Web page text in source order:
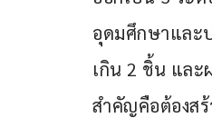
อุดมศึกษาและ
เกิน 2 ชิ้น และ
สำคัญคือต้องส